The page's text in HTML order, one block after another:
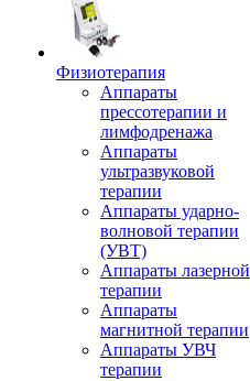
Физиотерапия
Аппараты
прессотерапии и
лимфодренажа
Аппараты
ультразвуковой
терапии
Аппараты ударно-
волновой терапии
(УВТ)
Аппараты лазерной
терапии
Аппараты
магнитной терапии
Аппараты УВЧ
терапии